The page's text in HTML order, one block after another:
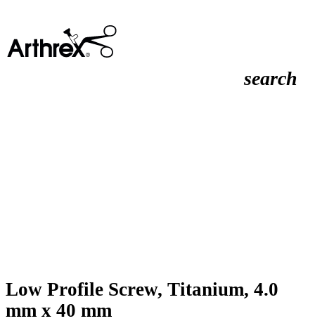
search
Low Profile Screw, Titanium, 4.0
mm x 40 mm